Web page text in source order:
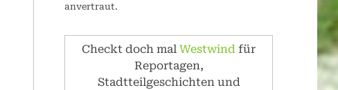
anvertraut.
Checkt doch malWestwind für
Reportagen,
Stadtteilgeschichten und